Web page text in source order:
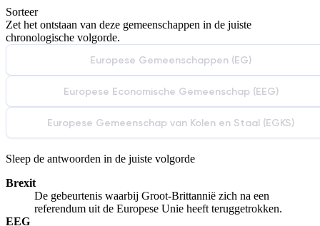
De uitleg gaat te langzaam
Afspelen werkte niet
Sorteer
Zet het ontstaan van deze gemeenschappen in de juiste
chronologische volgorde.
Europese Gemeenschappen (EG)
Europese Economische Gemeenschap (EEG)
Europese Gemeenschap van Kolen en Staal (EGKS)
Sleep de antwoorden in de juiste volgorde
Brexit
De gebeurtenis waarbij Groot-Brittannië zich na een
referendum uit de Europese Unie heeft teruggetrokken.
EEG